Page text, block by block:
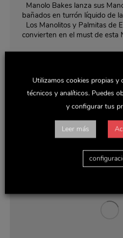
Manolo Bakes lanza sus
bañados en turrón líquido de
Los Manolitos y Palmitas de
convierten en el must de
Utilizamos cookies propias y
técnicos y analíticos. Puedes
y configurar tus
Leer más